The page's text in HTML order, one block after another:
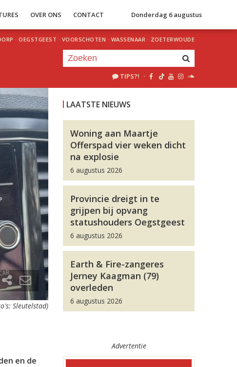
OVER ONS CONTACT Donderdag 6 augustus
· OEGSTGEEST · VOORSCHOTEN · WASSENAAR · ZOETERWOUDE
TIPS?! ·
Sleutelstad)
en de
LAATSTE NIEUWS
Woning aan Maartje
Offerspad vier weken dicht
na explosie
6 augustus 2026
Provincie dreigt in te
grijpen bij opvang
statushouders Oegstgeest
6 augustus 2026
Earth & Fire-zangeres
Jerney Kaagman (79)
overleden
6 augustus 2026
Advertentie